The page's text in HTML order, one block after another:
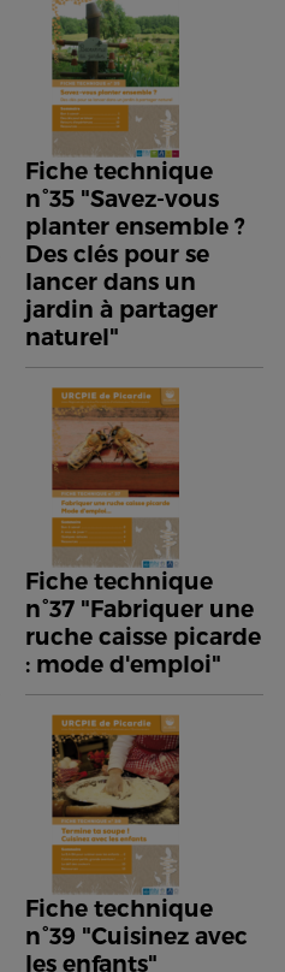
Fiche technique
n°35 "Savez-vous
planter ensemble ?
Des clés pour se
lancer dans un
jardin à partager
naturel"
Fiche technique
n°37 "Fabriquer une
ruche caisse picarde
: mode d'emploi"
Fiche technique
n°39 "Cuisinez avec
les enfants"